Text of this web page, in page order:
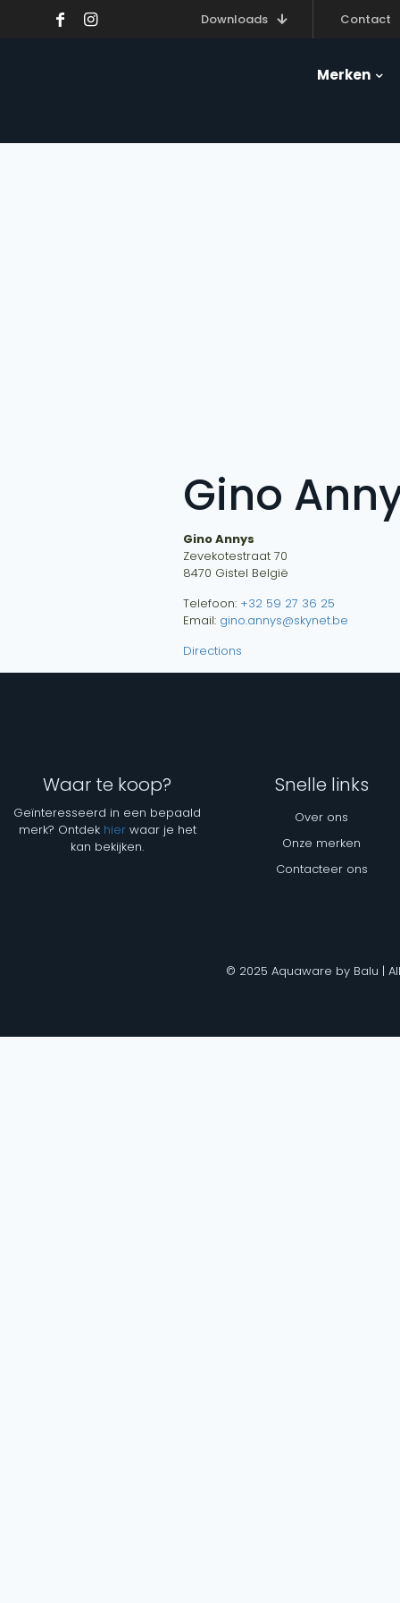
Downloads Contact
Merken
Gino
Gino Annys
Zevekotestraat 70
8470 Gistel België
Telefoon: +32 59 27 36 25
Email: gino.annys@skynet.be
Directions
Waar te koop?
Geïnteresseerd in een bepaald
merk? Ontdek hierwaar je het
kan bekijken.
Snelle links
Over ons
Onze merken
Contacteer ons
© 2025 Aquaware by Balu |